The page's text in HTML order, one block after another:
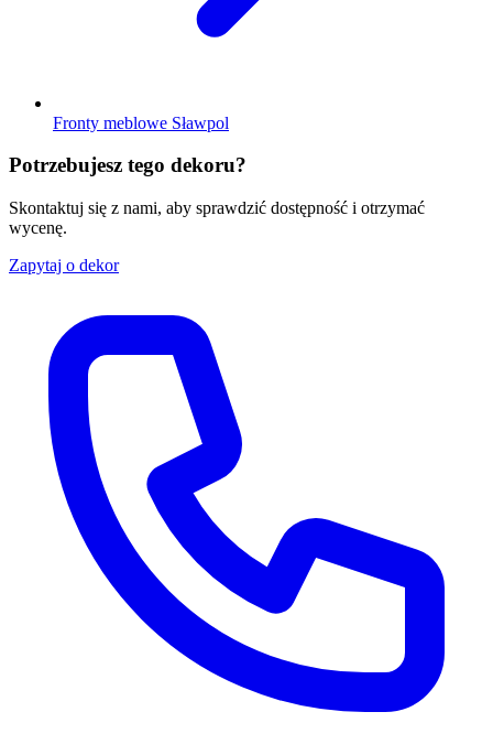
Fronty meblowe Sławpol
Potrzebujesz tego dekoru?
Skontaktuj się z nami, aby sprawdzić dostępność i otrzymać
wycenę.
Zapytaj o dekor